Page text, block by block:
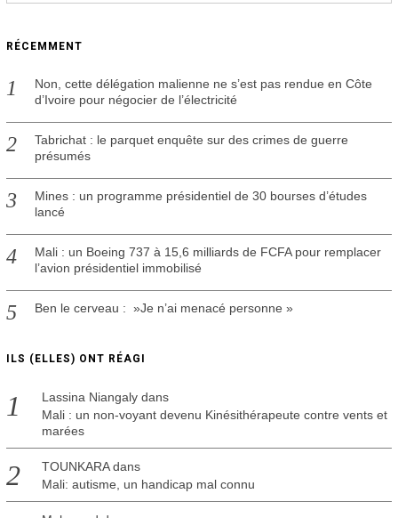
RÉCEMMENT
Non, cette délégation malienne ne s’est pas rendue en Côte
d’Ivoire pour négocier de l’électricité
Tabrichat : le parquet enquête sur des crimes de guerre
présumés
Mines : un programme présidentiel de 30 bourses d’études
lancé
Mali : un Boeing 737 à 15,6 milliards de FCFA pour remplacer
l’avion présidentiel immobilisé
Ben le cerveau : »Je n’ai menacé personne »
ILS (ELLES) ONT RÉAGI
Lassina Niangalydans
Mali : un non-voyant devenu Kinésithérapeute contre vents et
marées
TOUNKARAdans
Mali: autisme, un handicap mal connu